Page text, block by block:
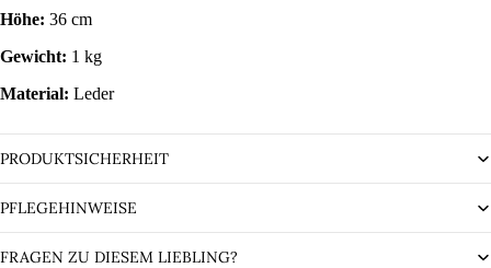
Höhe: 36 cm
Gewicht: 1 kg
Material: Leder
PRODUKTSICHERHEIT
PFLEGEHINWEISE
FRAGEN ZU DIESEM LIEBLING?